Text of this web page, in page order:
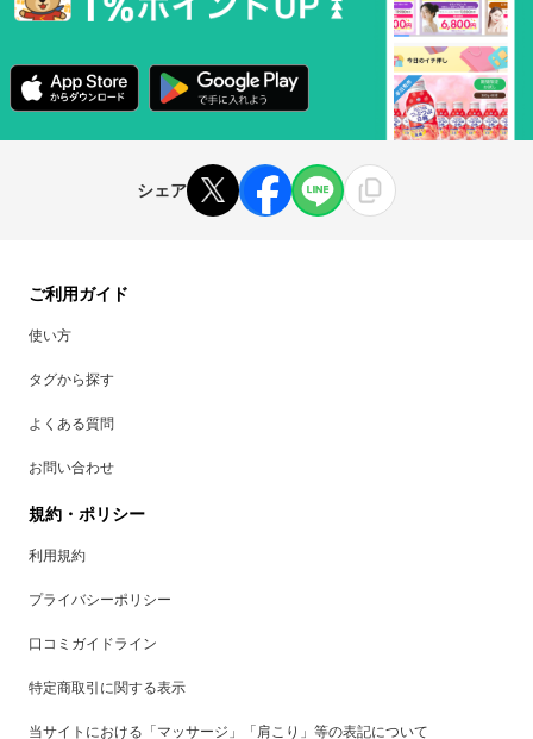
シェア
ご利用ガイド
使い方
タグから探す
よくある質問
お問い合わせ
規約・ポリシー
利用規約
プライバシーポリシー
口コミガイドライン
特定商取引に関する表示
当サイトにおける「マッサージ」「肩こり」等の表記について